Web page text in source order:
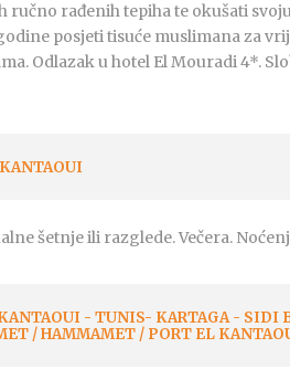
rađenih tepiha te okušati
posjeti tisuće muslimana za
Odlazak u hotel El Mouradi 4*.
šetnje ili razglede. Večera.
- TUNIS- KARTAGA - SIDI
/ HAMMAMET / PORT EL